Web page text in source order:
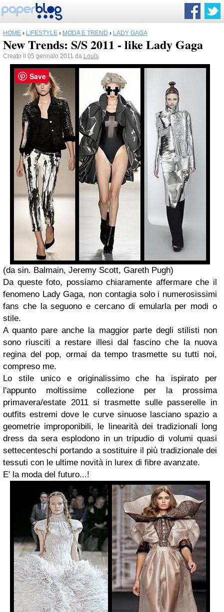
HOME › LIFESTYLE › MODA E TREND › LADY GAGA
New Trends: S/S 2011 - like Lady Gaga
Creato il 05 gennaio 2011 da Louis
(da sin. Balmain, Jeremy Scott, Gareth Pugh)
Da queste foto, possiamo chiaramente affermare che il
fenomeno Lady Gaga, non contagia solo i numerosissimi
fans che la seguono e cercano di emularla per modi o
stile.
A quanto pare anche la maggior parte degli stilisti non
sono riusciti a restare illesi dal fascino che la nuova
regina del pop, ormai da tempo trasmette su tutti noi,
compreso me.
Lo stile unico e originalissimo che ha ispirato per
l'appunto moltissime collezione per la prossima
primavera/estate 2011si trasmette sulle passerelle in
outfits estremi dove le curve sinuose lasciano spazio a
geometrie improponibili, le linearità dei tradizionali long
dress da sera esplodono in un tripudio di volumi quasi
settecenteschi portando a sostituire il più tradizionale dei
tessuti con le ultime novità in lurex di fibre avanzate.
E' la moda del futuro...!
Save